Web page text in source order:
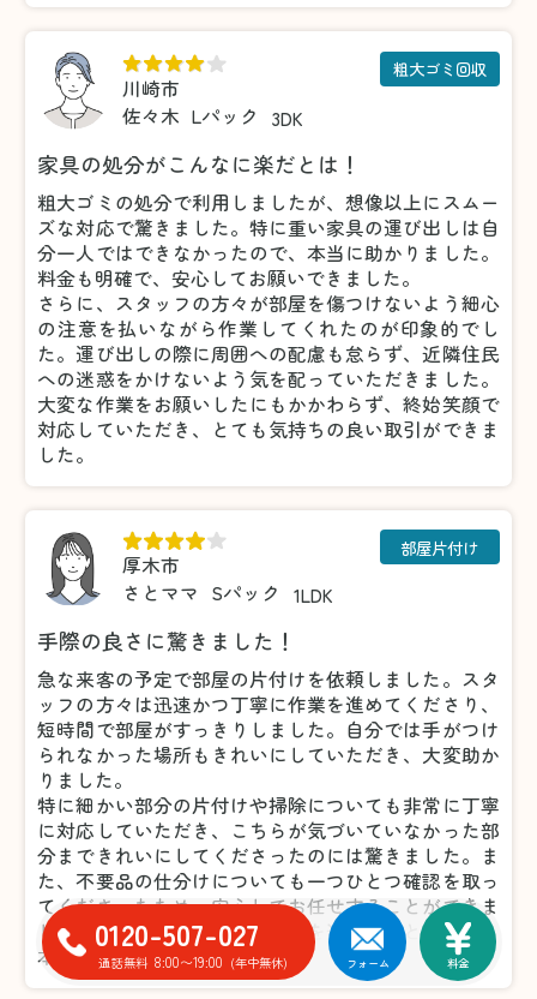
川崎市
佐々木 Lパック 3DK
粗大ゴミ回収
家具の処分がこんなに楽だとは！
粗大ゴミの処分で利用しましたが、想像以上にスムー
ズな対応で驚きました。特に重い家具の運び出しは自
分一人ではできなかったので、本当に助かりました。
料金も明確で、安心してお願いできました。
さらに、スタッフの方々が部屋を傷つけないよう細心
の注意を払いながら作業してくれたのが印象的でし
た。運び出しの際に周囲への配慮も怠らず、近隣住民
への迷惑をかけないよう気を配っていただきました。
大変な作業をお願いしたにもかかわらず、終始笑顔で
対応していただき、とても気持ちの良い取引ができま
した。
厚木市
さとママ Sパック 1LDK
部屋片付け
手際の良さに驚きました！
急な来客の予定で部屋の片付けを依頼しました。スタ
ッフの方々は迅速かつ丁寧に作業を進めてくださり、
短時間で部屋がすっきりしました。自分では手がつけ
られなかった場所もきれいにしていただき、大変助か
りました。
特に細かい部分の片付けや掃除についても非常に丁寧
に対応していただき、こちらが気づいていなかった部
分まできれいにしてくださったのには驚きました。ま
た、不要品の仕分けについても一つひとつ確認を取っ
てくださったため、安心してお任せすることができま
した。おかげで気持ちよく来客を迎えることができ、
本当に感謝しています。
0120-507-027
通話無料 8:00〜19:00 (年中無休) フォーム 料金